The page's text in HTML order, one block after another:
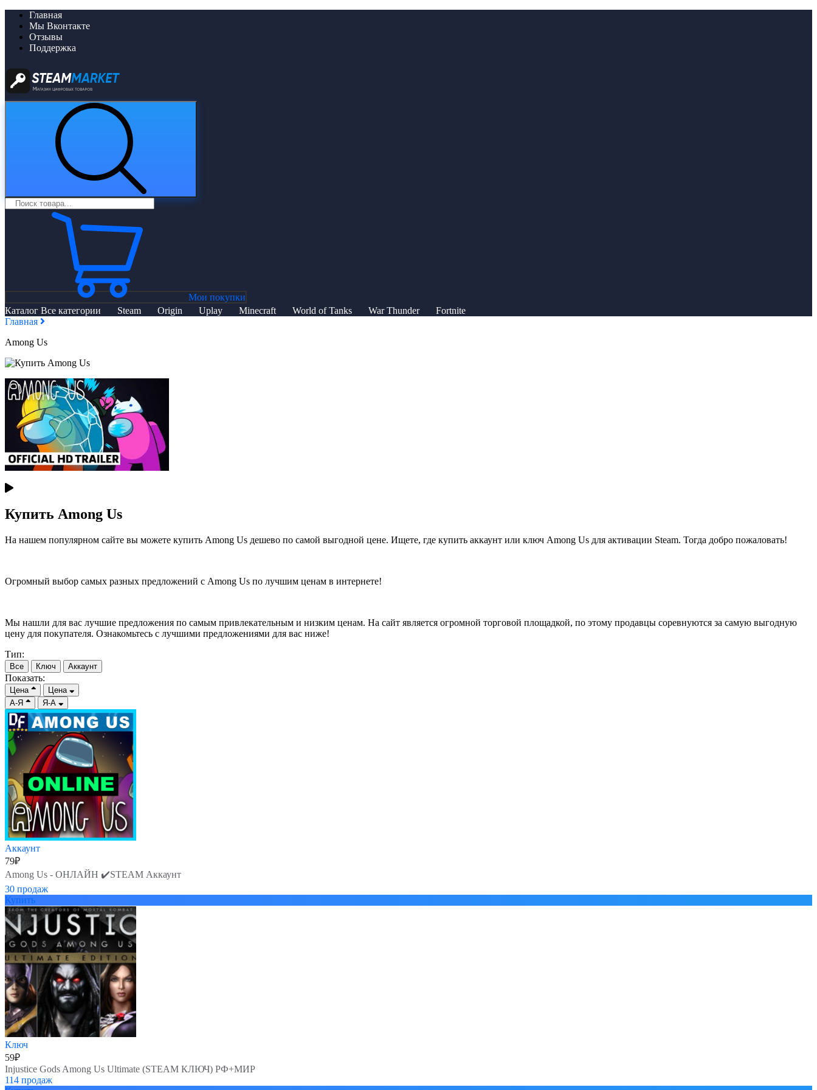
Главная
Мы Вконтакте
Отзывы
Поддержка
Мои покупки
Каталог Все категории Steam Origin Uplay Minecraft World of Tanks War Thunder
Fortnite
Главная
Among Us
Купить Among Us
На нашем популярном сайте вы можете купить Among Us дешево по самой выгодной цене. Ищете, где купить аккаунт или ключ Among Us для активации Steam. Тогда добро пожаловать!
Огромный выбор самых разных предложений с Among Us по лучшим ценам в интернете!
Мы нашли для вас лучшие предложения по самым привлекательным и низким ценам. На сайт является огромной торговой площадкой, по этому продавцы соревнуются за самую выгодную
цену для покупателя. Ознакомьтесь с лучшими предложениями для вас ниже!
Тип:
Все Ключ Аккаунт
Показать:
Цена
Цена
А-Я
Я-А
Аккаунт
79₽
Among Us - ОНЛАЙН ✔️STEAM Аккаунт
30 продаж
Купить
Ключ
59₽
Injustice Gods Among Us Ultimate (STEAM КЛЮЧ) РФ+МИР
114 продаж